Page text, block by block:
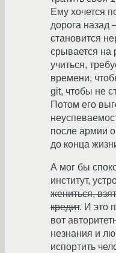
Ему хочется
дорога назад
становится
срывается на
учиться,
времени,
git, чтобы не
Потом его
после армии
до конца
А мог бы
институт,
жениться,
кредит. И это
вот
незнания и
испортить